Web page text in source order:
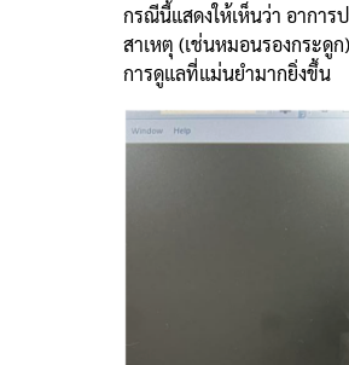
กรณีนี้แสดงให้เห็นว่า อาการ
สาเหตุ (เช่นหมอนรองกระดู
การดูแลที่แม่นยำมากยิ่งขึ้น